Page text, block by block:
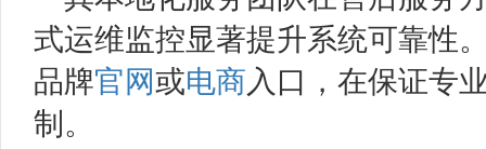
式运维监控显著提升系统可靠性
品牌官网或电商入口，在保证专
制。